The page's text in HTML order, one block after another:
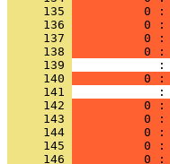
     135
0 :
     136
0 :
     137
0 :
     138
0 :
     139
     140
0 :
     141
     142
0 :
     143
0 :
     144
0 :
     145
0 :
     146
0 :